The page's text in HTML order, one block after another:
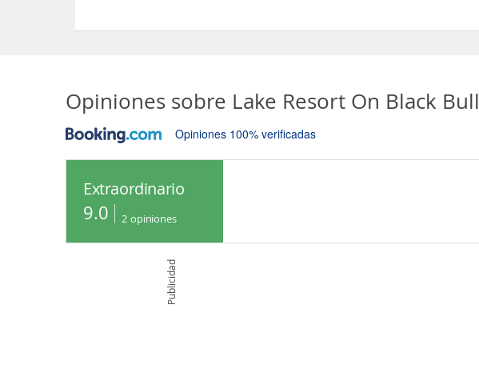
Opiniones sobre Lake Resort On Black Bull
Opiniones 100% verificadas
Extraordinario
9.0 2 opiniones
Publicidad